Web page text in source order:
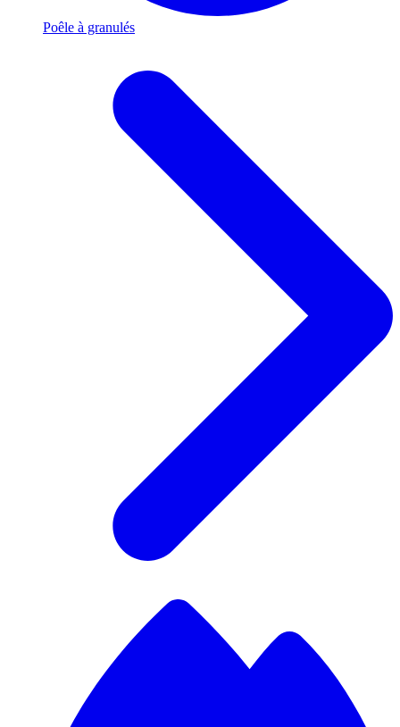
Poêle à granulés